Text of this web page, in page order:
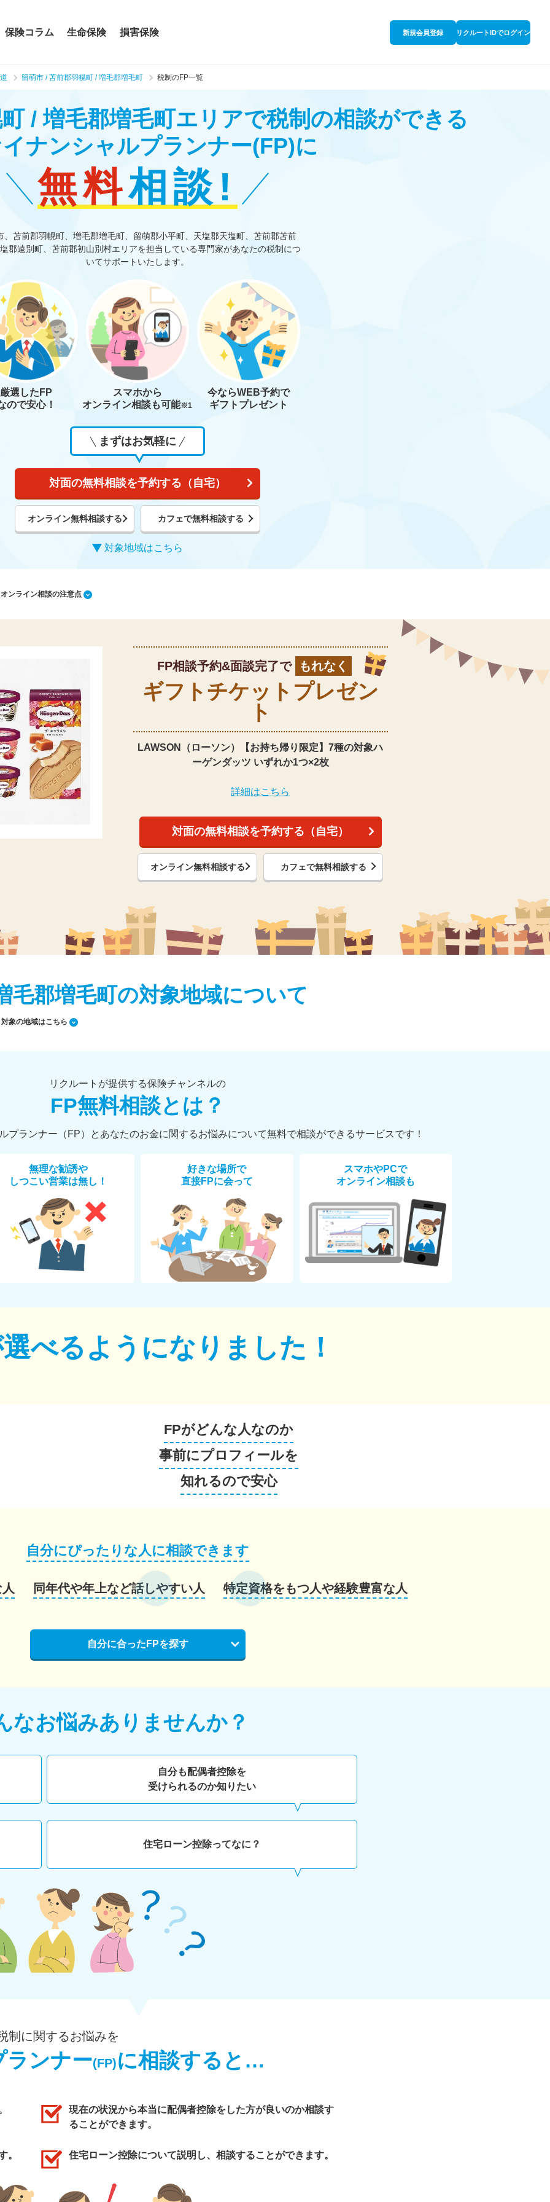
保険コラム 生命保険 損害保険 新規会員登録 リクルートIDでログイン
留萌市 / 苫前郡羽幌町 / 増毛郡増毛町 税制のFP一覧
/ 増毛郡増毛町エリアで税制の相談ができる
ナンシャルプランナー(FP)に
無料相談!
、苫前郡羽幌町、増毛郡増毛町、留萌郡小平町、天塩郡天塩町、苫前郡苫前
郡遠別町、苫前郡初山別村エリアを担当している専門家があなたの税制につ
いてサポートいたします。
厳選したFP
ので安心！
スマホから
オンライン相談も可能※1
今ならWEB予約で
ギフトプレゼント
まずはお気軽に
対面の無料相談を予約する（自宅）
オンライン無料相談する カフェで無料相談する
対象地域はこちら
ンライン相談の注意点
FP相談予約&面談完了で もれなく
ギフトチケット プレゼン
ト
LAWSON（ローソン）【お持ち帰り限定】 7種の対象ハ
ーゲンダッツ いずれか1つ×2枚
詳細はこちら
対面の無料相談を予約する（自宅）
オンライン無料相談する カフェで無料相談する
毛郡増毛町の対象地域について
対象の地域はこちら
リクルートが提供する保険チャンネルの
FP無料相談とは？
プランナー（FP）とあなたのお金に関するお悩みについて無料で相談ができるサービスです！
無理な勧誘や
しつこい営業は無し！
好きな場所で
直接FPに会って
スマホやPCで
オンライン相談も
べるようになりました！
FPがどんな人なのか
事前にプロフィールを
知れるので安心
自分にぴったりな人に相談できます
同年代や年上など話しやすい人 特定資格をもつ人や経験豊富な人
自分に合ったFPを探す
なお悩みありませんか？
自分も配偶者控除を
受けられるのか知りたい
住宅ローン控除ってなに？
制に関するお悩みを
ランナー(FP)に相談すると…
現在の状況から本当に配偶者控除をした方が良いのか相談す
ることができます。
。 住宅ローン控除について説明し、相談することができます。